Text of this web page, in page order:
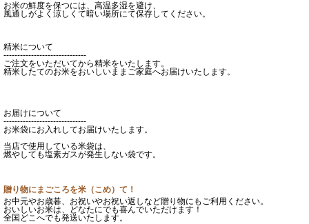
お米の鮮度を保つには、高温多湿を避け、
風通しがよく涼しくて暗い場所にて保存してください。
精米について
------------------------------
ご注文をいただいてから精米をいたします。
精米したてのお米をおいしいままご家庭へお届けいたします。
お届けについて
------------------------------
お米袋にお入れしてお届けいたします。
当店で使用している米袋は、
燃やしても塩素ガスが発生しない袋です。
贈り物にまごころを米（こめ）て！
お中元やお歳暮、お祝いやお祝い返しなど贈り物にもご利用ください。
おいしいお米は、どなたにでも喜んでいただけます！
全国どこへでも発送いたします。